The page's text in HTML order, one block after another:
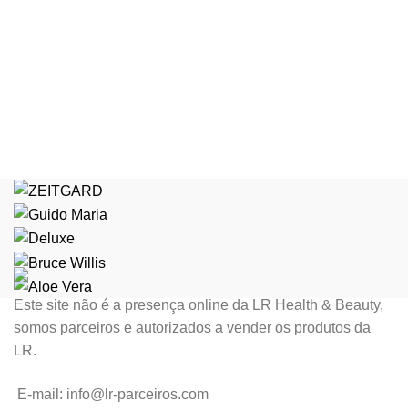
Este site não é a presença online da LR Health & Beauty,
somos parceiros e autorizados a vender os produtos da
LR.
E-mail: info@lr-parceiros.com